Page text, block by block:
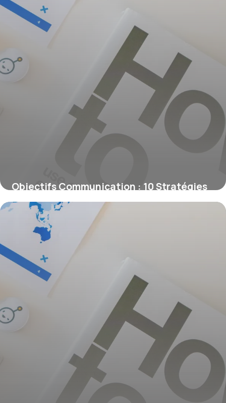
Objectifs Communication : 10 Stratégies
Efficaces
16 juin 2026